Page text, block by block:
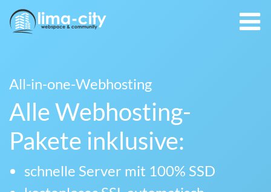
All-in-one-Webhosting
Alle Webhosting-
Pakete inklusive:
schnelle Server mit 100% SSD